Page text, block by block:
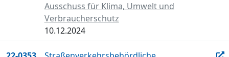
Ausschuss für Klima, Umwelt und
Verbraucherschutz
10.12.2024